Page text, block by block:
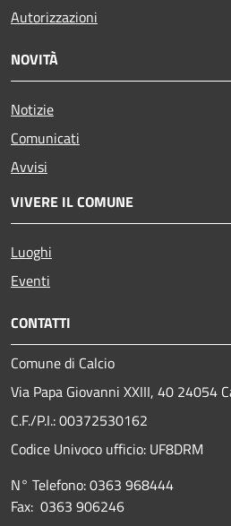
Autorizzazioni
NOVITÀ
Notizie
Comunicati
Avvisi
VIVERE IL COMUNE
Luoghi
Eventi
CONTATTI
Comune di Calcio
Via Papa Giovanni XXIII, 40 24054
C.F./P.I.: 00372530162
Codice Univoco ufficio: UF8DRM
N° Telefono: 0363 968444
Fax: 0363 906246